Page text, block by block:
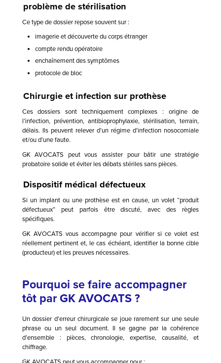
problème de stérilisation
Ce type de dossier repose souvent sur :
imagerie et découverte du corps étranger
compte rendu opératoire
enchaînement des symptômes
protocole de bloc
Chirurgie et infection sur prothèse
Ces dossiers sont techniquement complexes : origine de
l’infection, prévention, antibioprophylaxie, stérilisation, terrain,
délais. Ils peuvent relever d’un régime d’infection nosocomiale
et/ou d’une faute.
GK AVOCATS peut vous assister pour bâtir une stratégie
probatoire solide et éviter les débats stériles sans pièces.
Dispositif médical défectueux
Si un implant ou une prothèse est en cause, un volet “produit
défectueux” peut parfois être discuté, avec des règles
spécifiques.
GK AVOCATS vous accompagne pour vérifier si ce volet est
réellement pertinent et, le cas échéant, identifier la bonne cible
(producteur) et les preuves nécessaires.
Pourquoi se faire accompagner
tôt par GK AVOCATS ?
Un dossier d’erreur chirurgicale se joue rarement sur une seule
phrase ou un seul document. Il se gagne par la cohérence
d’ensemble : pièces, chronologie, expertise, causalité, et
chiffrage.